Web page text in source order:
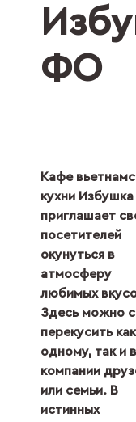
ФО
Кафе
кухни
приглашает
посетителей
окунуться в
атмосферу
любимых
Здесь можно
перекусить как
одному, так и в
компании
или семьи. В
истинных